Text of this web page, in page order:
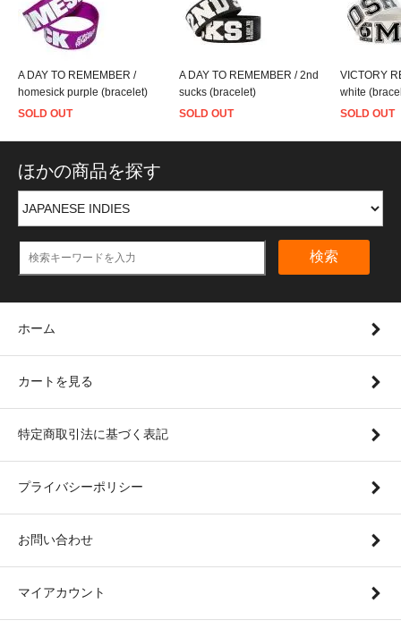
A DAY TO REMEMBER /
homesick purple (bracelet)
SOLD OUT
A DAY TO REMEMBER / 2nd
sucks (bracelet)
SOLD OUT
VICTORY
white
SOLD OUT
ほかの商品を探す
検索
ホーム
カートを見る
特定商取引法に基づく表記
プライバシーポリシー
お問い合わせ
マイアカウント